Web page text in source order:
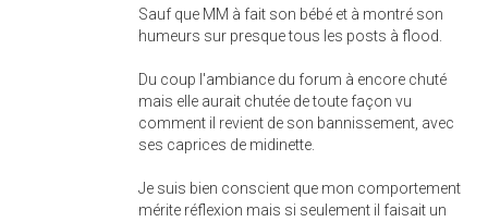
Sauf que MM à fait son bébé et à montré son
humeurs sur presque tous les posts à flood.
Du coup l'ambiance du forum à encore chuté
mais elle aurait chutée de toute façon vu
comment il revient de son bannissement, avec
ses caprices de midinette.
Je suis bien conscient que mon comportement
mérite réflexion mais si seulement il faisait un